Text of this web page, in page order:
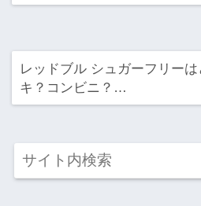
レッドブル シュガーフリー
キ？コンビニ？…